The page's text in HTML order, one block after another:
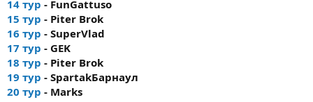
14 тур - FunGattuso
15 тур - Piter Brok
16 тур - SuperVlad
17 тур - GEK
18 тур - Piter Brok
19 тур - SpartakБарнаул
20 тур - Marks